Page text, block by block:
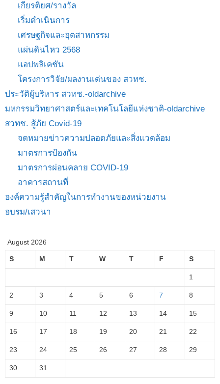
เกียรติยศ/รางวัล
เริ่มดำเนินการ
เศรษฐกิจและอุตสาหกรรม
แผ่นดินไหว 2568
แอปพลิเคชัน
โครงการวิจัย/ผลงานเด่นของ สวทช.
ประวัติผู้บริหาร สวทช.-oldarchive
มหกรรมวิทยาศาสตร์และเทคโนโลยีแห่งชาติ-oldarchive
สวทช. สู้ภัย Covid-19
จดหมายข่าวความปลอดภัยและสิ่งแวดล้อม
มาตรการป้องกัน
มาตรการผ่อนคลาย COVID-19
อาคารสถานที่
องค์ความรู้สำคัญในการทำงานของหน่วยงาน
อบรม/เสวนา
August 2026
S M T W T F S
1
2 3 4 5 6 7 8
9 10 11 12 13 14 15
16 17 18 19 20 21 22
23 24 25 26 27 28 29
30 31